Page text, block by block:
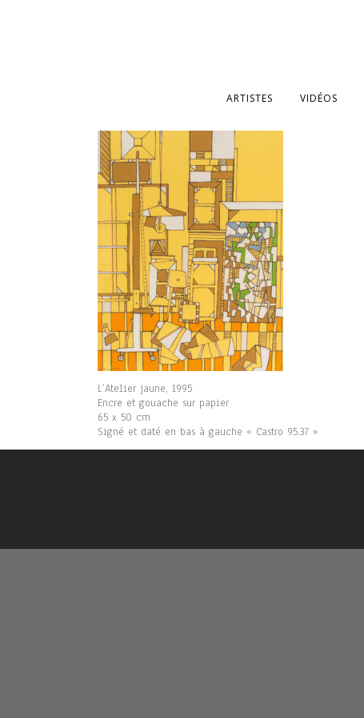
ARTISTES VIDÉOS
L’Atelier jaune, 1995
Encre et gouache sur papier
65 x 50 cm
Signé et daté en bas à gauche « Castro 95.37 »